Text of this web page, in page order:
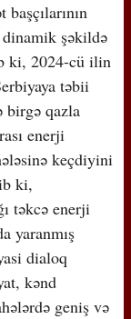
başçılarının
dinamik şəkildə
ki, 2024-cü ilin
təbii
birgə qazla
enerji
keçdiyini
ki,
təkcə enerji
yaranmış
dialoq
kənd
geniş və